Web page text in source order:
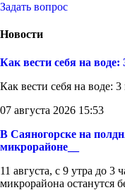
Задать вопрос
Новости
Как вести себя на
Как вести себя на воде:
07 августа 2026 15:53
В Саяногорске на
микрорайоне__
11 августа, с 9 утра до 3
микрорайона останутся